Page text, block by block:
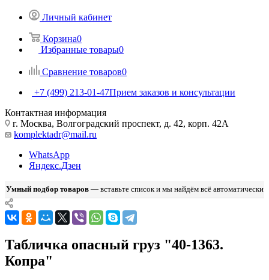
Личный кабинет
Корзина0
Избранные товары0
Сравнение товаров0
+7 (499) 213-01-47Прием заказов и консультации
Контактная информация
г. Москва, Волгоградский проспект, д. 42, корп. 42А
komplektadr@mail.ru
WhatsApp
Яндекс.Дзен
Умный подбор товаров— вставьте список и мы найдём всё автоматически
Табличка опасный груз "40-1363.
Копра"